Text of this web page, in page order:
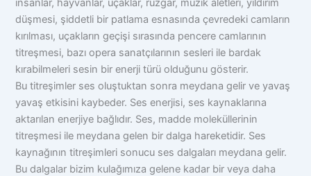
insanlar, hayvanlar, uçaklar, rüzgar, müzik aletleri, yıldırım
düşmesi, şiddetli bir patlama esnasında çevredeki camların
kırılması, uçakların geçişi sırasında pencere camlarının
titreşmesi, bazı opera sanatçılarının sesleri ile bardak
kırabilmeleri sesin bir enerji türü olduğunu gösterir.
Bu titreşimler ses oluştuktan sonra meydana gelir ve yavaş
yavaş etkisini kaybeder. Ses enerjisi, ses kaynaklarına
aktarılan enerjiye bağlıdır. Ses, madde moleküllerinin
titreşmesi ile meydana gelen bir dalga hareketidir. Ses
kaynağının titreşimleri sonucu ses dalgaları meydana gelir.
Bu dalgalar bizim kulağımıza gelene kadar bir veya daha